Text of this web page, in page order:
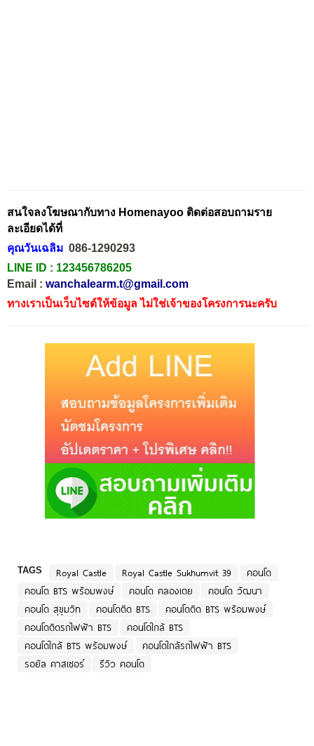
สนใจลงโฆษณากับทาง Homenayoo ติดต่อสอบถามราย
ละเอียดได้ที่
คุณวันเฉลิม 086-1290293
LINE ID : 123456786205
Email : wanchalearm.t@gmail.com
ทางเราเป็นเว็บไซต์ให้ข้อมูล ไม่ใช่เจ้าของโครงการนะครับ
TAGS Royal Castle Royal Castle Sukhumvit 39
คอนโด
คอนโด BTS พร้อมพงษ์
คอนโด คลองเตย
คอนโด วัฒนา
คอนโด สุขุมวิท
คอนโดติด BTS
คอนโดติด BTS พร้อมพงษ์
คอนโดติดรถไฟฟ้า BTS
คอนโดใกล้ BTS
คอนโดใกล้ BTS พร้อมพงษ์
คอนโดใกล้รถไฟฟ้า BTS
รอยัล คาสเซอร์
รีวิว คอนโด